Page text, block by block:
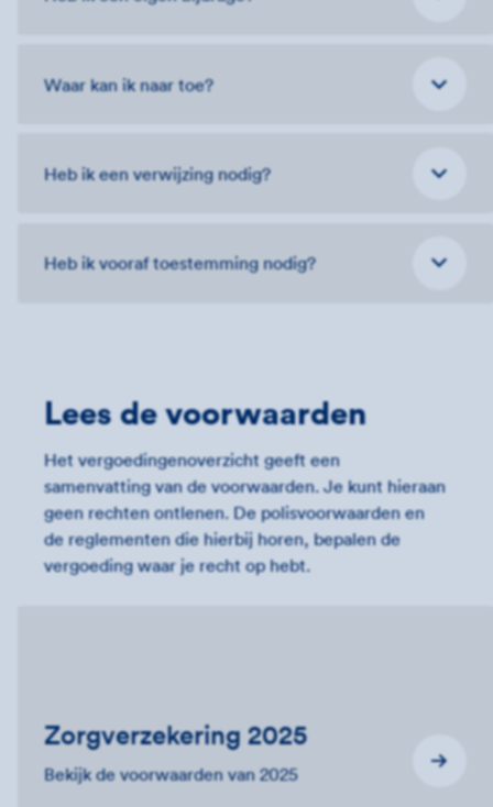
Waar kan ik naar toe?
Heb ik een verwijzing nodig?
Heb ik vooraf toestemming nodig?
Lees de voorwaarden
Het vergoedingenoverzicht geeft een
samenvatting van de voorwaarden. Je kunt hieraan
geen rechten ontlenen. De polisvoorwaarden en
de reglementen die hierbij horen, bepalen de
vergoeding waar je recht op hebt.
Zorgverzekering 2025
Bekijk de voorwaarden van 2025